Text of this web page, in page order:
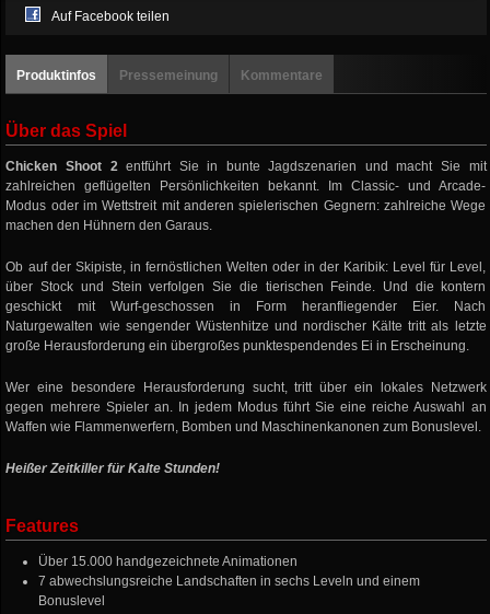
Auf Facebook teilen
Produktinfos Pressemeinung Kommentare
Über das Spiel
Chicken Shoot 2entführt Sie in bunte Jagdszenarien und macht Sie mit
zahlreichen geflügelten Persönlichkeiten bekannt. Im Classic- und Arcade-
Modus oder im Wettstreit mit anderen spielerischen Gegnern: zahlreiche Wege
machen den Hühnern den Garaus.
Ob auf der Skipiste, in fernöstlichen Welten oder in der Karibik: Level für Level,
über Stock und Stein verfolgen Sie die tierischen Feinde. Und die kontern
geschickt mit Wurf-geschossen in Form heranfliegender Eier. Nach
Naturgewalten wie sengender Wüstenhitze und nordischer Kälte tritt als letzte
große Herausforderung ein übergroßes punktespendendes Ei in Erscheinung.
Wer eine besondere Herausforderung sucht, tritt über ein lokales Netzwerk
gegen mehrere Spieler an. In jedem Modus führt Sie eine reiche Auswahl an
Waffen wie Flammenwerfern, Bomben und Maschinenkanonen zum Bonuslevel.
Heißer Zeitkiller für Kalte Stunden!
Features
Über 15.000 handgezeichnete Animationen
7 abwechslungsreiche Landschaften in sechs Leveln und einem
Bonuslevel